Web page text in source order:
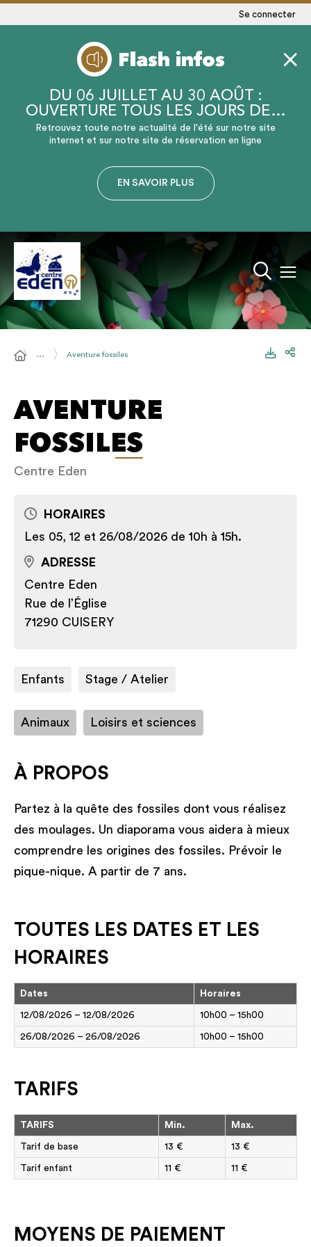
Se connecter
Flash infos
DU 06 JUILLET AU 30 AOÛT :
OUVERTURE TOUS LES JOURS DE…
Retrouvez toute notre actualité de l'été sur notre site
internet et sur notre site de réservation en ligne
EN SAVOIR PLUS
… Aventure fossiles
AVENTURE
FOSSILES
Centre Eden
HORAIRES
Les 05, 12 et 26/08/2026 de 10h à 15h.
ADRESSE
Centre Eden
Rue de l’Église
71290 CUISERY
Enfants Stage / Atelier
Animaux Loisirs et sciences
À PROPOS
Partez à la quête des fossiles dont vous réalisez
des moulages. Un diaporama vous aidera à mieux
comprendre les origines des fossiles. Prévoir le
pique-nique. A partir de 7 ans.
TOUTES LES DATES ET LES
HORAIRES
Dates Horaires
12/08/2026 – 12/08/2026 10h00 – 15h00
26/08/2026 – 26/08/2026 10h00 – 15h00
TARIFS
TARIFS Min. Max.
Tarif de base 13 € 13 €
Tarif enfant 11 € 11 €
MOYENS DE PAIEMENT